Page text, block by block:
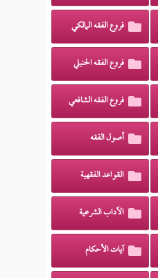
فروع الفقه المالكي
فروع الفقه الحنبلي
فروع الفقه الشافعي
أصول الفقه
القواعد الفقهية
الآداب الشرعية
آيات الأحكام